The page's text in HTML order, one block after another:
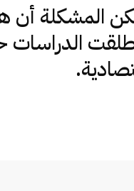
المشكلة أن
الدراسات